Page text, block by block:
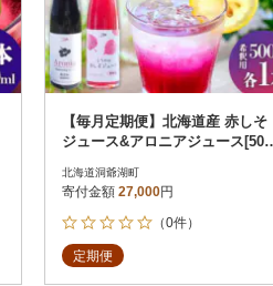
【毎月定期便】北海道産 赤しそ
ジュース&アロニアジュース[500
北海道洞爺湖町
寄付金額 27,000円
（0件）
定期便